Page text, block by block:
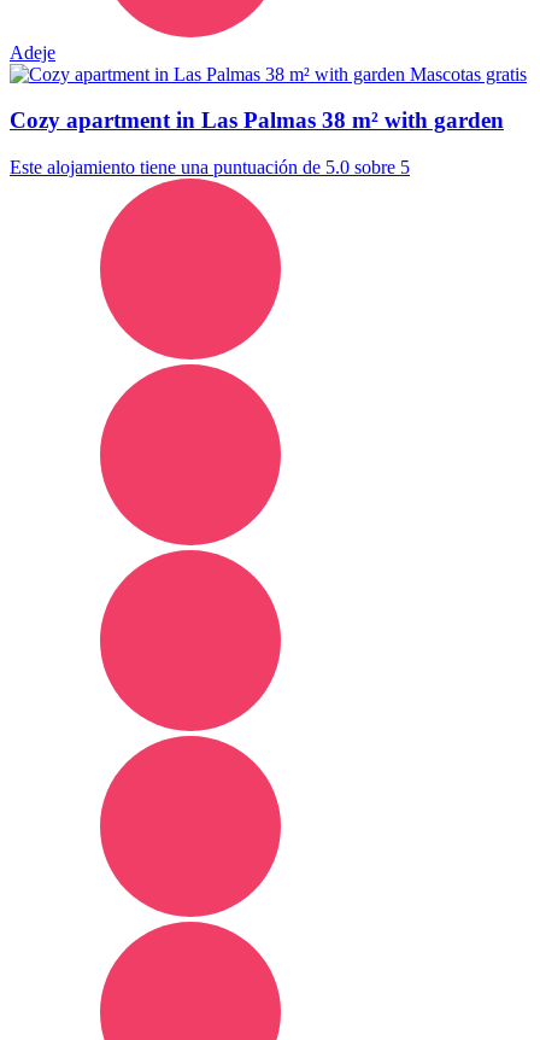
Adeje
Mascotas gratis
Cozy apartment in Las Palmas 38 m² with garden
Este alojamiento tiene una puntuación de 5.0 sobre 5